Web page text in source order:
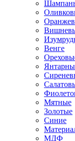
Венге
Мятные
Золотые
Синие
МДФ